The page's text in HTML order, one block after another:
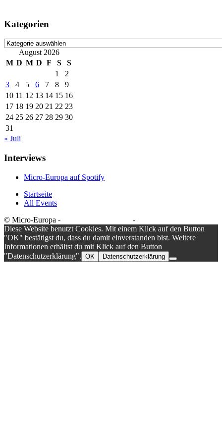
Kategorien
Kategorien
August 2026
M D M D F S
S
1
2
3
4 5 6 7 8
9
10 11 12 13 14 15 16
17 18 19 20 21 22 23
24 25 26 27 28 29 30
31
« Juli
Interviews
Micro-Europa auf Spotify
Startseite
All Events
© Micro-Europa -
-
Diese Website benutzt Cookies. Mit einem Klick auf den Button
"OK" bestätigst du, dass du damit einverstanden bist. Weitere
Informationen erhältst du mit Klick auf den Button
"Datenschutzerklärung". OK Datenschutzerklärung